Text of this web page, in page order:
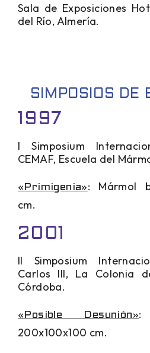
Sala de Exposiciones
del Río, Almería.
SIMPOSIOS DE
1997
I Simposium
CEMAF, Escuela del
«Primigenia»: Mármol
cm.
2001
II Simposium
Carlos III, La Colonia
Córdoba.
«Posible Desunión»:
200x100x100 cm.